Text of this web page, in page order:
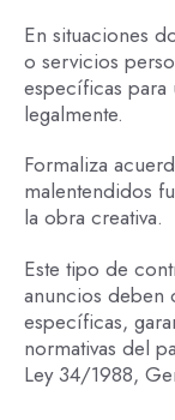
En situaciones
o servicios
específicas
legalmente.
Formaliza
malentendidos
la obra creativa.
Este tipo de
anuncios deben
específicas,
normativas del
Ley 34/1988,